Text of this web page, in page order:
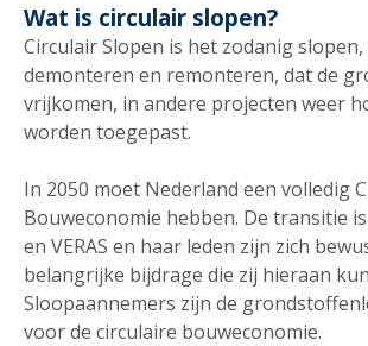
Wat is circulair slopen?
Circulair Slopen is het zodanig
demonteren en remonteren, dat de
vrijkomen, in andere projecten weer
worden toegepast.
In 2050 moet Nederland een volledig
Bouweconomie hebben. De transitie
en VERAS en haar leden zijn zich
belangrijke bijdrage die zij hieraan
Sloopaannemers zijn de
voor de circulaire bouweconomie.